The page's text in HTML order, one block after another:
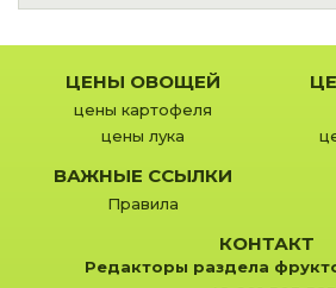
ЦЕНЫ ОВОЩЕЙ
цены картофеля
цены лука
ВАЖНЫЕ ССЫЛКИ
Правила
КОНТАКТ
Редакторы раздела